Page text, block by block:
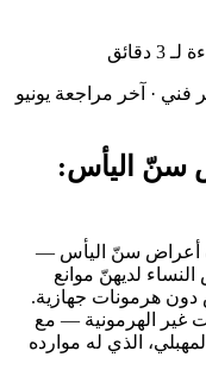
3 دقائق
فني · آخر مراجعة يونيو
سنّ اليأس:
أعراض سنّ اليأس —
لديهنّ موانع
دون هرمونات جهازية.
غير الهرمونية — مع
الذي له موارده